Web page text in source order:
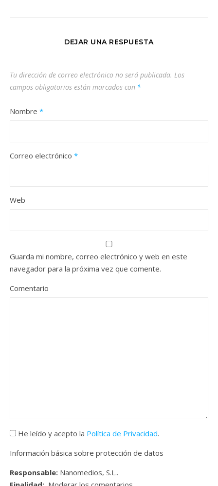
DEJAR UNA RESPUESTA
Tu dirección de correo electrónico no será publicada. Los
campos obligatorios están marcados con *
Nombre *
Correo electrónico *
Web
Guarda mi nombre, correo electrónico y web en este
navegador para la próxima vez que comente.
Comentario
He leído y acepto la Política de Privacidad.
Información básica sobre protección de datos
Responsable: Nanomedios, S.L..